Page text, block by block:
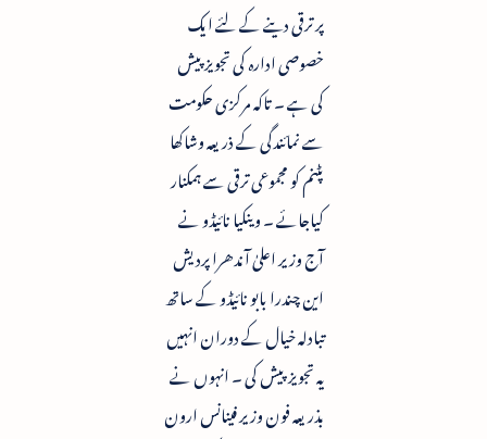
پر ترقی دینے کے لئے ایک
خصوصی ادارہ کی تجویز پیش
کی ہے ۔ تاکہ مرکزی حکومت
سے نمائندگی کے ذریعہ وشاکھا
پٹنم کو مجموعی ترقی سے ہمکنار
کیاجائے ۔ وینکیا نائیڈو نے
آج وزیر اعلیٰ آندھرا پردیش
این چندرا بابو نائیڈو کے ساتھ
تبادلہ خیال کے دوران انہیں
یہ تجویزپیش کی ۔ انہوں نے
بذریعہ فون وزیر فینانس ارون